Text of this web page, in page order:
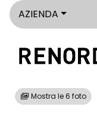
AZIENDA
Mostra le 6 foto